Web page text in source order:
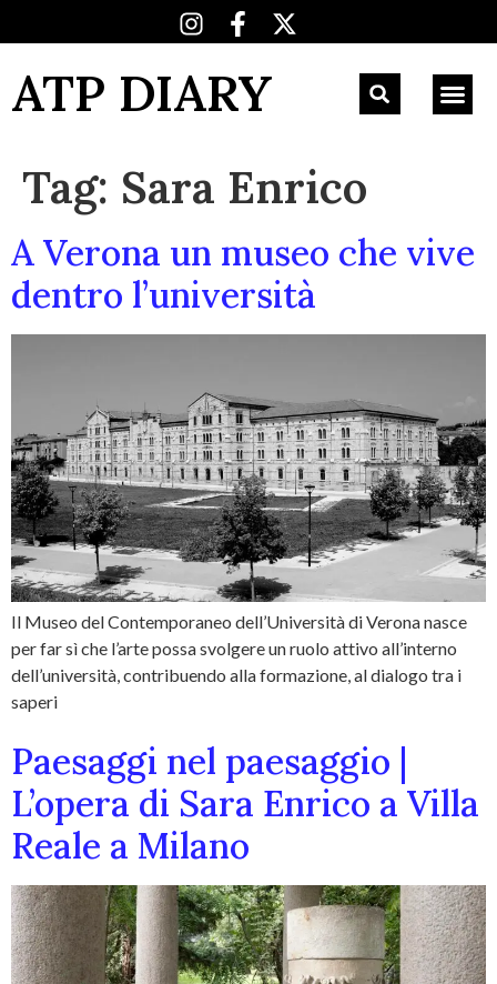
ATP DIARY
Tag: Sara Enrico
A Verona un museo che vive
dentro l’università
Il Museo del Contemporaneo dell’Università di Verona nasce
per far sì che l’arte possa svolgere un ruolo attivo all’interno
dell’università, contribuendo alla formazione, al dialogo tra i
saperi
Paesaggi nel paesaggio |
L’opera di Sara Enrico a Villa
Reale a Milano